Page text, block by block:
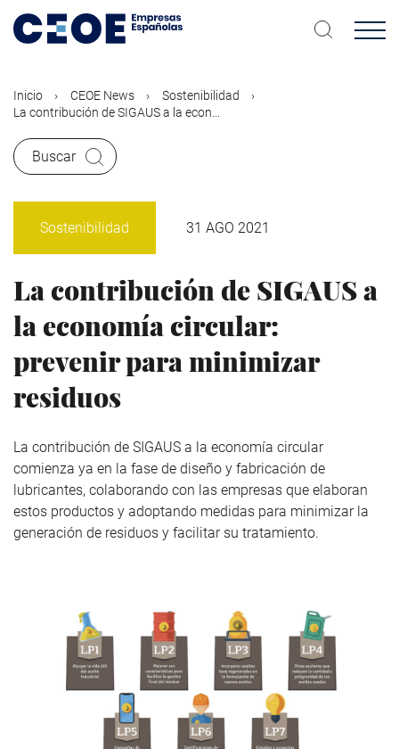
contenido
Inicio CEOE News
Sostenibilidad
La contribución de SIGAUS a la econ...
Buscar
Sostenibilidad 31 AGO 2021
La contribución de SIGAUS a
la economía circular:
prevenir para minimizar
residuos
La contribución de SIGAUS a la economía circular
comienza ya en la fase de diseño y fabricación de
lubricantes, colaborando con las empresas que elaboran
estos productos y adoptando medidas para minimizar la
generación de residuos y facilitar su tratamiento.